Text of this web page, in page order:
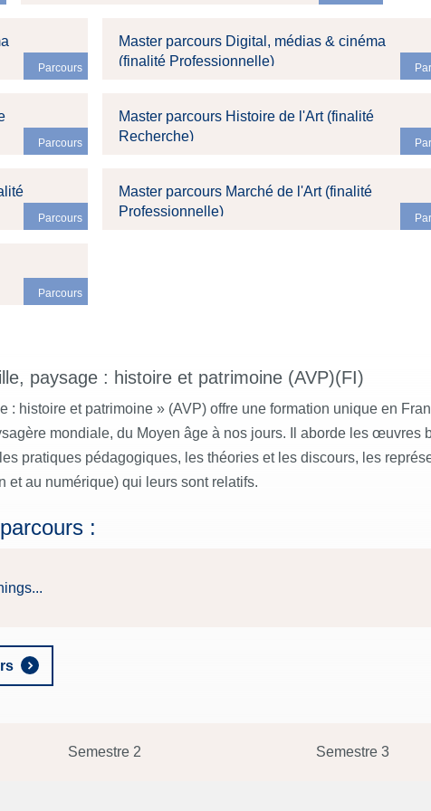
Parcours
Master parcours Digital, médias & cinéma
(finalité Professionnelle)
Parcours
Master parcours Histoire de l'Art (finalité
Recherche)
Parcours
Master parcours Marché de l'Art (finalité
Professionnelle)
Parcours
paysage : histoire et patrimoine (AVP)(FI)
: histoire et patrimoine » (AVP) offre une formation unique en
mondiale, du Moyen âge à nos jours. Il aborde les œuvres
pratiques pédagogiques, les théories et les discours, les
et au numérique) qui leurs sont relatifs.
:
Semestre 2 Semestre 3